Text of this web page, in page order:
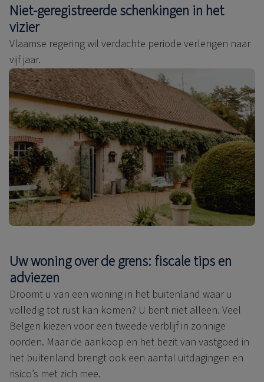
Niet-geregistreerde schenkingen in het
vizier
Vlaamse regering wil verdachte periode verlengen naar
vijf jaar.
Uw woning over de grens: fiscale tips en
adviezen
Droomt u van een woning in het buitenland waar u
volledig tot rust kan komen? U bent niet alleen. Veel
Belgen kiezen voor een tweede verblijf in zonnige
oorden. Maar de aankoop en het bezit van vastgoed in
het buitenland brengt ook een aantal uitdagingen en
risico’s met zich mee.